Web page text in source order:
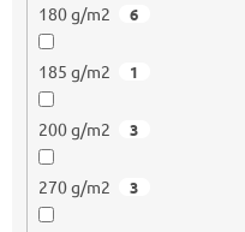
180 g/m2 6
185 g/m2 1
200 g/m2 3
270 g/m2 3